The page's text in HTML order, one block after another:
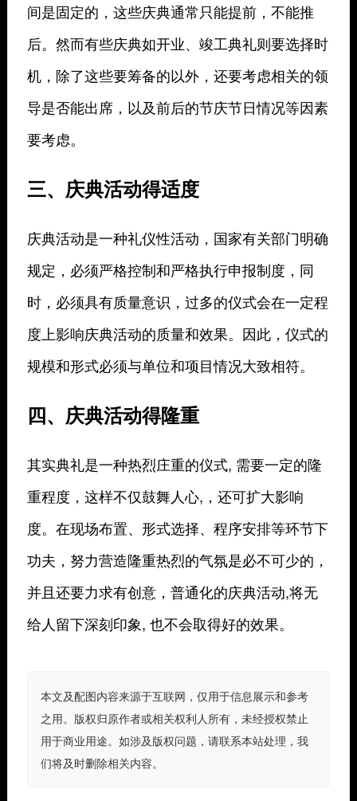
间是固定的，这些庆典通常只能提前，不能推
后。然而有些庆典如开业、竣工典礼则要选择时
机，除了这些要筹备的以外，还要考虑相关的领
导是否能出席，以及前后的节庆节日情况等因素
要考虑。
三、庆典活动得适度
庆典活动是一种礼仪性活动，国家有关部门明确
规定，必须严格控制和严格执行申报制度，同
时，必须具有质量意识，过多的仪式会在一定程
度上影响庆典活动的质量和效果。因此，仪式的
规模和形式必须与单位和项目情况大致相符。
四、庆典活动得隆重
其实典礼是一种热烈庄重的仪式, 需要一定的隆
重程度，这样不仅鼓舞人心,，还可扩大影响
度。在现场布置、形式选择、程序安排等环节下
功夫，努力营造隆重热烈的气氛是必不可少的，
并且还要力求有创意，普通化的庆典活动,将无
给人留下深刻印象, 也不会取得好的效果。
本文及配图内容来源于互联网，仅用于信息展示和参考
之用。版权归原作者或相关权利人所有，未经授权禁止
用于商业用途。如涉及版权问题，请联系本站处理，我
们将及时删除相关内容。